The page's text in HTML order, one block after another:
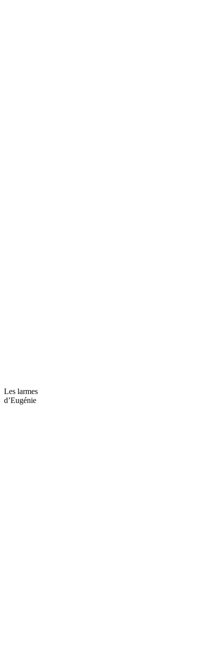
Les larmes
d’Eugénie